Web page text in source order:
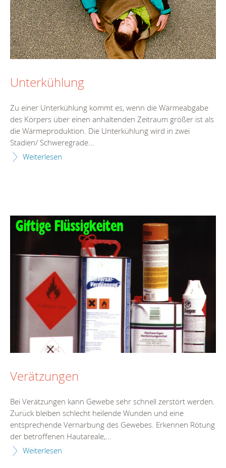
Unterkühlung
Zu einer Unterkühlung kommt es, wenn die Wärmeabgabe
des Körpers über einen anhaltenden Zeitraum größer ist als
die Wärmeproduktion. Die Unterkühlung wird in zwei
Stadien/ Schweregrade...
Weiterlesen
Verätzungen
Bei Verätzungen kann Gewebe sehr schnell zerstört werden.
Zurück bleiben schlecht heilende Wunden und eine
entsprechende Vernarbung des Gewebes. Erkennen Rötung
der betroffenen Hautareale,...
Weiterlesen